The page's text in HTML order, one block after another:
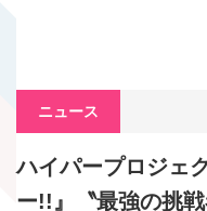
ニュース
ハイパープロジェ
ー!!』〝最強の挑